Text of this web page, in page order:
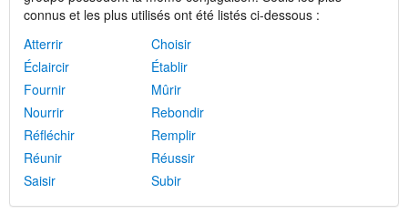
connus et les plus utilisés ont été listés ci-dessous :
Atterrir
Choisir
Éclaircir
Établir
Fournir
Mûrir
Nourrir
Rebondir
Réfléchir
Remplir
Réunir
Réussir
Saisir
Subir